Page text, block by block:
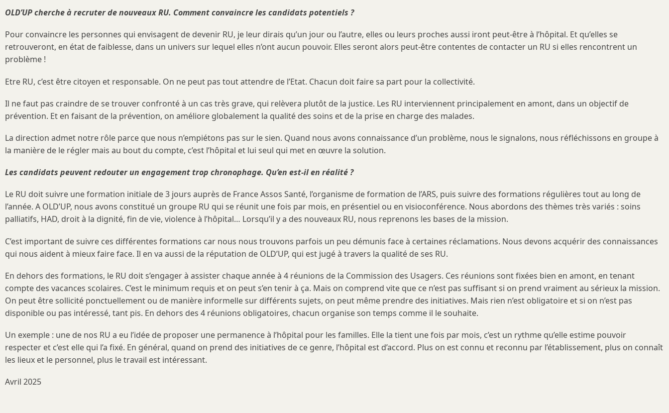
OLD’UP cherche à recruter de nouveaux RU. Comment convaincre les candidats potentiels ?
Pour convaincre les personnes qui envisagent de devenir RU, je leur dirais qu’un jour ou l’autre, elles ou leurs proches aussi iront peut-être à l’hôpital. Et qu’elles se
retrouveront, en état de faiblesse, dans un univers sur lequel elles n’ont aucun pouvoir. Elles seront alors peut-être contentes de contacter un RU si elles rencontrent un
problème !
Etre RU, c’est être citoyen et responsable. On ne peut pas tout attendre de l’Etat. Chacun doit faire sa part pour la collectivité.
Il ne faut pas craindre de se trouver confronté à un cas très grave, qui relèvera plutôt de la justice. Les RU interviennent principalement en amont, dans un objectif de
prévention. Et en faisant de la prévention, on améliore globalement la qualité des soins et de la prise en charge des malades.
La direction admet notre rôle parce que nous n’empiétons pas sur le sien. Quand nous avons connaissance d’un problème, nous le signalons, nous réfléchissons en groupe à
la manière de le régler mais au bout du compte, c’est l’hôpital et lui seul qui met en œuvre la solution.
Les candidats peuvent redouter un engagement trop chronophage. Qu’en est-il en réalité ?
Le RU doit suivre une formation initiale de 3 jours auprès de France Assos Santé, l’organisme de formation de l’ARS, puis suivre des formations régulières tout au long de
l’année. A OLD’UP, nous avons constitué un groupe RU qui se réunit une fois par mois, en présentiel ou en visioconférence. Nous abordons des thèmes très variés : soins
palliatifs, HAD, droit à la dignité, fin de vie, violence à l’hôpital… Lorsqu’il y a des nouveaux RU, nous reprenons les bases de la mission.
C’est important de suivre ces différentes formations car nous nous trouvons parfois un peu démunis face à certaines réclamations. Nous devons acquérir des connaissances
qui nous aident à mieux faire face. Il en va aussi de la réputation de OLD’UP, qui est jugé à travers la qualité de ses RU.
En dehors des formations, le RU doit s’engager à assister chaque année à 4 réunions de la Commission des Usagers. Ces réunions sont fixées bien en amont, en tenant
compte des vacances scolaires. C’est le minimum requis et on peut s’en tenir à ça. Mais on comprend vite que ce n’est pas suffisant si on prend vraiment au sérieux la mission.
On peut être sollicité ponctuellement ou de manière informelle sur différents sujets, on peut même prendre des initiatives. Mais rien n’est obligatoire et si on n’est pas
disponible ou pas intéressé, tant pis. En dehors des 4 réunions obligatoires, chacun organise son temps comme il le souhaite.
Un exemple : une de nos RU a eu l’idée de proposer une permanence à l’hôpital pour les familles. Elle la tient une fois par mois, c’est un rythme qu’elle estime pouvoir
respecter et c’est elle qui l’a fixé. En général, quand on prend des initiatives de ce genre, l’hôpital est d’accord. Plus on est connu et reconnu par l’établissement, plus on connaît
les lieux et le personnel, plus le travail est intéressant.
Avril 2025